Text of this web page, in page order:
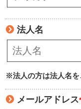
法人名
※法人の方は法人名を
メールアドレス